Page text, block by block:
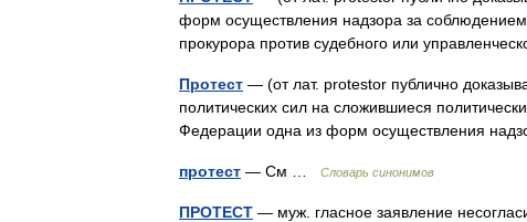
форм осуществления надзора за
прокурора против судебного или
Протест — (от лат. protestor публично
политических сил на сложившиеся
Федерации одна из форм осуществления
протест — См … Словарь синонимов
ПРОТЕСТ — муж. гласное заявление